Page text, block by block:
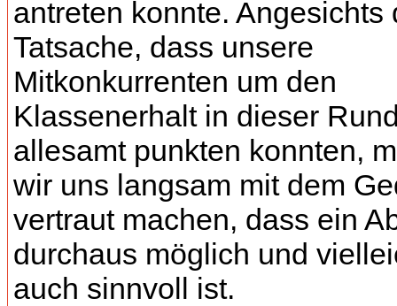
antreten konnte. Angesichts
Tatsache, dass unsere
Mitkonkurrenten um den
Klassenerhalt in dieser
allesamt punkten konnten,
wir uns langsam mit dem
vertraut machen, dass ein
durchaus möglich und
auch sinnvoll ist.